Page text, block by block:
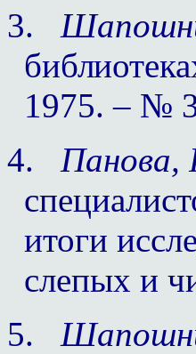
3.
1975. – №
4.
Панова,
итоги
слепых и
5.